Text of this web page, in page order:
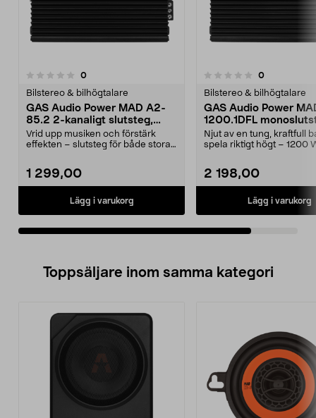
0recensioner
Bilstereo & bilhögtalare
GAS Audio Power MAD A2-
85.2 2-kanaligt slutsteg,
2x85W RMS
Vrid upp musiken och förstärk
effekten – slutsteg för både stora
1 299,00
Lägg i varukorg
0.0 av 5 stjärnor 0recensioner
Bilstereo & bilhögtalare
GAS Audio Power
1200.1DFL
1200 W
Njut av en tung, kraftfull
spela riktigt högt – 1200
2 198,00
Lägg i varukorg
Toppsäljare inom samma kategori